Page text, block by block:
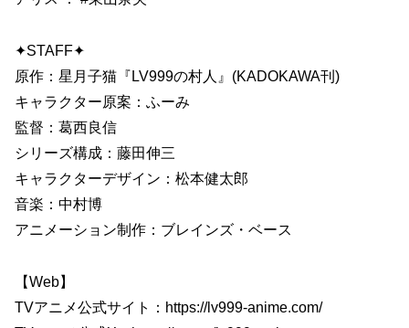
✦STAFF✦
原作：星月子猫『LV999の村人』(KADOKAWA刊)
キャラクター原案：ふーみ
監督：葛西良信
シリーズ構成：藤田伸三
キャラクターデザイン：松本健太郎
音楽：中村博
アニメーション制作：ブレインズ・ベース
【Web】
TVアニメ公式サイト：https://lv999-anime.com/